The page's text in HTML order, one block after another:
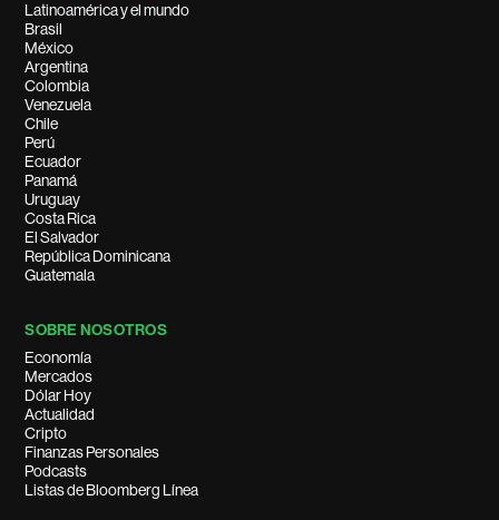
Latinoamérica y el mundo
Brasil
México
Argentina
Colombia
Venezuela
Chile
Perú
Ecuador
Panamá
Uruguay
Costa Rica
El Salvador
República Dominicana
Guatemala
SOBRE NOSOTROS
Economía
Mercados
Dólar Hoy
Actualidad
Cripto
Finanzas Personales
Podcasts
Listas de Bloomberg Línea